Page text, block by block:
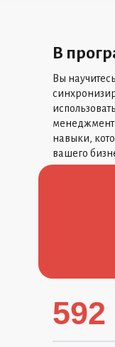
592
Вы
навыки,
вашего
В